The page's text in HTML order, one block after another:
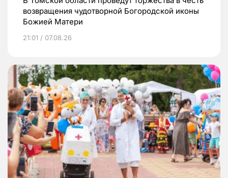
возвращения чудотворной Богородской иконы
Божией Матери
21:01 / 07.08.26